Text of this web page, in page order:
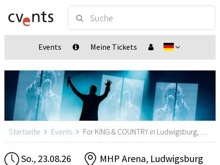
Events Meine Tickets
Startseite Events For KING & COUNTRY in Ludwigsburg, Ludwigsburg
So., 23.08.26 MHP Arena, Ludwigsburg